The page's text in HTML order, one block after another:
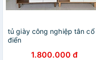
tủ giày công nghiệp tân cổ
điển
1.800.000 đ